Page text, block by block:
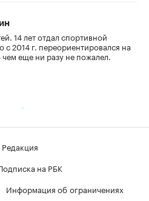
14 лет отдал спортивной
с 2014 г. переориентировался на
еще ни разу не пожалел.
Редакция
на РБК
Информация об ограничениях